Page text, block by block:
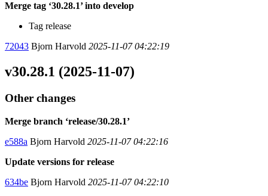
Merge tag ‘30.28.1’ into develop
Tag release
72043 Bjorn Harvold 2025-11-07 04:22:19
v30.28.1 (2025-11-07)
Other changes
Merge branch ‘release/30.28.1’
e588a Bjorn Harvold 2025-11-07 04:22:16
Update versions for release
634be Bjorn Harvold 2025-11-07 04:22:10